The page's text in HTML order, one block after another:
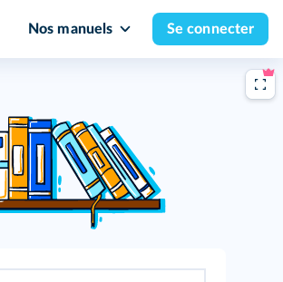
Nos manuels Se connecter